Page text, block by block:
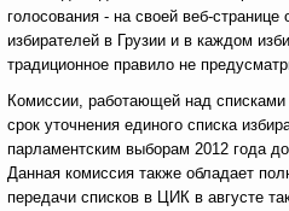
голосования - на своей веб-странице
избирателей в Грузии и в каждом
традиционное правило не
Комиссии, работающей над списками
срок уточнения единого списка
парламентским выборам 2012 года
Данная комиссия также обладает
передачи списков в ЦИК в августе